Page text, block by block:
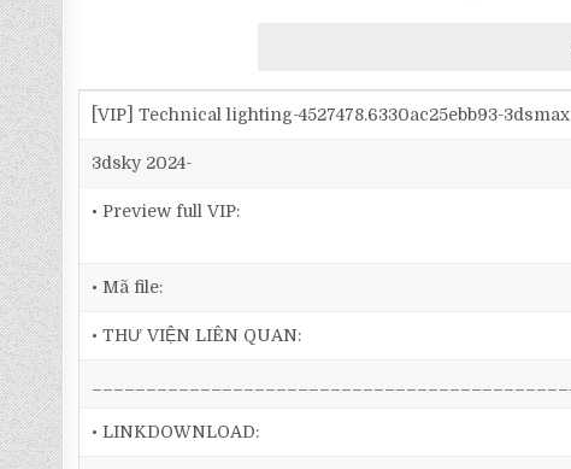
[VIP] Technical lighting-4527478.6330ac25ebb93-3dsmax
3dsky 2024-
• Preview full VIP:
• Mã file:
• THƯ VIỆN LIÊN QUAN:
• LINKDOWNLOAD: